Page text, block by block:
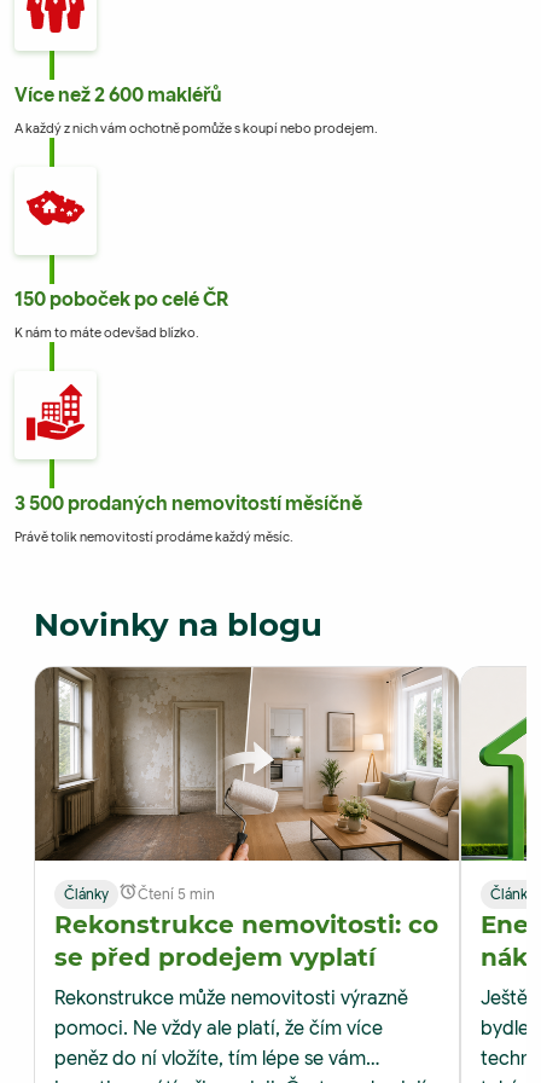
Více než 2 600 makléřů
A každý z nich vám ochotně pomůže s koupí nebo prodejem.
150 poboček po celé ČR
K nám to máte odevšad blízko.
3 500 prodaných nemovitostí měsíčně
Právě tolik nemovitostí prodáme každý měsíc.
Novinky na blogu
Články Čtení 5 min
Rekonstrukce nemovitosti: co
se před prodejem vyplatí
Rekonstrukce může nemovitosti výrazně
pomoci. Ne vždy ale platí, že čím více
peněz do ní vložíte, tím lépe se vám
Články
Ještě